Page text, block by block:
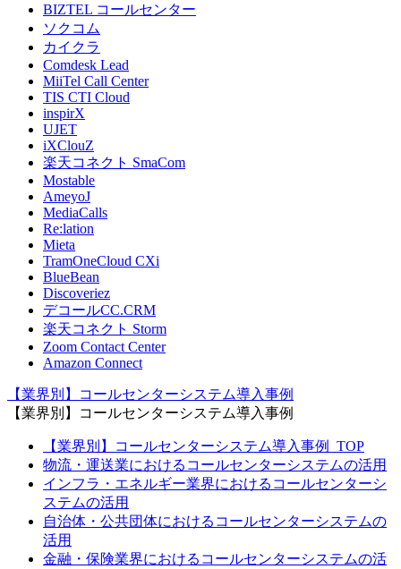
BIZTEL コールセンター
ソクコム
カイクラ
Comdesk Lead
MiiTel Call Center
TIS CTI Cloud
inspirX
UJET
iXClouZ
楽天コネクト SmaCom
Mostable
AmeyoJ
MediaCalls
Re:lation
Mieta
TramOneCloud CXi
BlueBean
Discoveriez
デコールCC.CRM
楽天コネクト Storm
Zoom Contact Center
Amazon Connect
【業界別】コールセンターシステム導入事例
【業界別】コールセンターシステム導入事例
【業界別】コールセンターシステム導入事例_TOP
物流・運送業におけるコールセンターシステムの活用
インフラ・エネルギー業界におけるコールセンターシ
ステムの活用
自治体・公共団体におけるコールセンターシステムの
活用
金融・保険業界におけるコールセンターシステムの活